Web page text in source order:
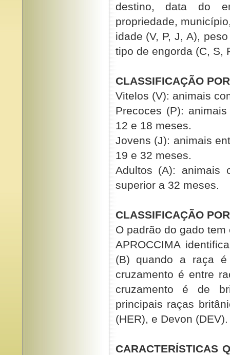
destino, data do
propriedade,
idade (V, P, J, A),
tipo de engorda (C, S,
CLASSIFICAÇÃO
Vitelos (V): animais
Precoces (P):
12 e 18 meses.
Jovens (J): animais
19 e 32 meses.
Adultos (A): animais
superior a 32 meses.
CLASSIFICAÇÃO
O padrão do gado
APROCCIMA
(B) quando a raça
cruzamento é entre
cruzamento é de
principais raças
(HER), e Devon (DEV).
CARACTERÍSTICAS